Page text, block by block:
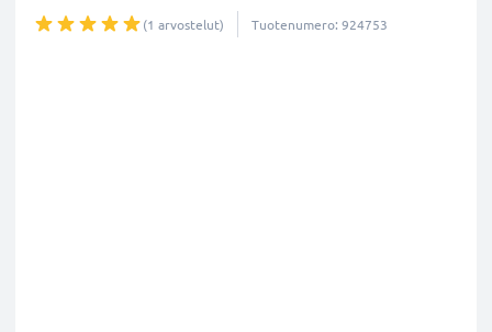
(1 arvostelut) Tuotenumero: 924753